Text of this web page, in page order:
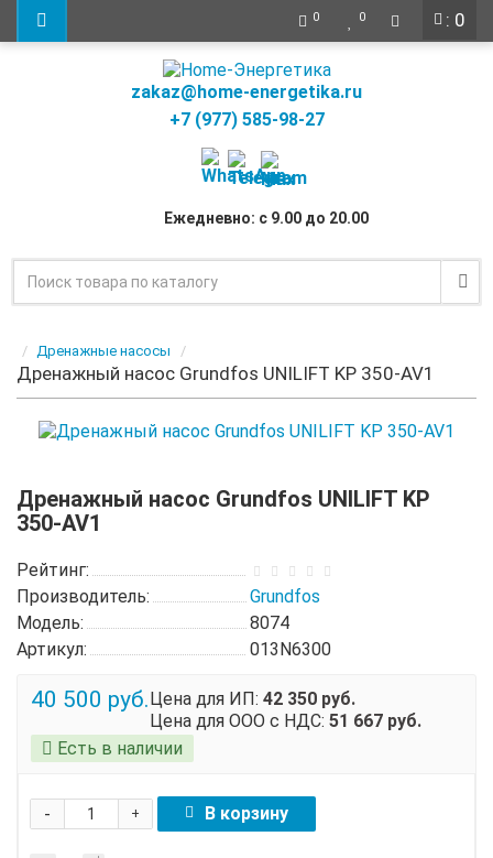
: 0
0 0
zakaz@home-energetika.ru
+7 (977) 585-98-27
Ежедневно: с 9.00 до 20.00
Дренажные насосы
Дренажный насос Grundfos UNILIFT KP 350-AV1
Дренажный насос Grundfos UNILIFT KP
350-AV1
Рейтинг:
Производитель:
Grundfos
Модель:
8074
Артикул:
013N6300
40 500 руб.Цена для ИП: 42 350 руб.
Цена для ООО с НДС: 51 667 руб.
Есть в наличии
+
- В корзину